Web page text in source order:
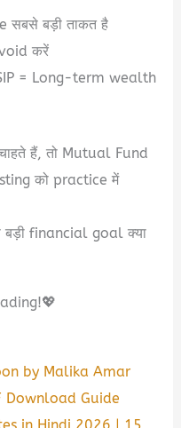
सबसे बड़ी ताकत है
करें
= Long-term wealth
हैं, तो Mutual Fund
को practice में
financial goal क्या
by Malika Amar
Download Guide
in Hindi 2026 | 15